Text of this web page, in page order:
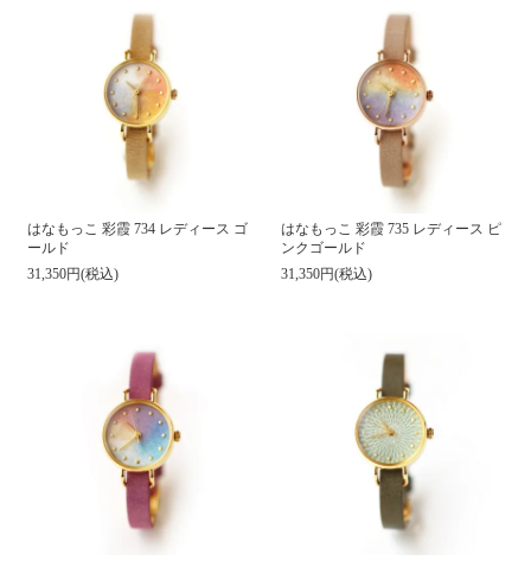
はなもっこ 彩霞 734 レディース ゴ
ールド
31,350円(税込)
はなもっこ 彩霞 735 レディース ピ
ンクゴールド
31,350円(税込)